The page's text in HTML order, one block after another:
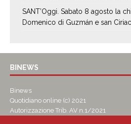
SANT’Oggi. Sabato 8 agosto la
Domenico di Guzmán e san
BINEWS
Binews
Quotidiano online (c) 2021
Autorizzazione Trib. AV n.1/2021